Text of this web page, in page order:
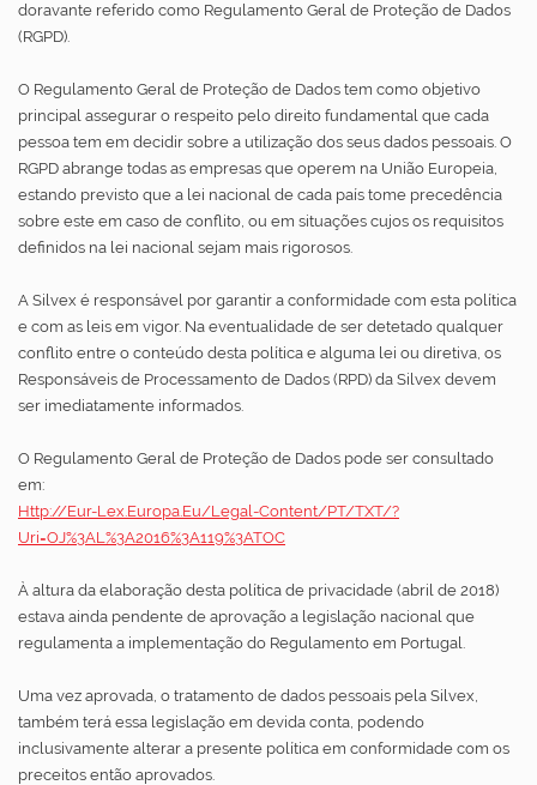
doravante referido como Regulamento Geral de Proteção de Dados
(RGPD).
O Regulamento Geral de Proteção de Dados tem como objetivo
principal assegurar o respeito pelo direito fundamental que cada
pessoa tem em decidir sobre a utilização dos seus dados pessoais. O
RGPD abrange todas as empresas que operem na União Europeia,
estando previsto que a lei nacional de cada país tome precedência
sobre este em caso de conflito, ou em situações cujos os requisitos
definidos na lei nacional sejam mais rigorosos.
A Silvex é responsável por garantir a conformidade com esta política
e com as leis em vigor. Na eventualidade de ser detetado qualquer
conflito entre o conteúdo desta política e alguma lei ou diretiva, os
Responsáveis de Processamento de Dados (RPD) da Silvex devem
ser imediatamente informados.
O Regulamento Geral de Proteção de Dados pode ser consultado
em:
Http://eur-Lex.europa.eu/legal-Content/PT/TXT/?
Uri=OJ%3AL%3A2016%3A119%3ATOC
À altura da elaboração desta política de privacidade (abril de 2018)
estava ainda pendente de aprovação a legislação nacional que
regulamenta a implementação do Regulamento em Portugal.
Uma vez aprovada, o tratamento de dados pessoais pela Silvex,
também terá essa legislação em devida conta, podendo
inclusivamente alterar a presente política em conformidade com os
preceitos então aprovados.